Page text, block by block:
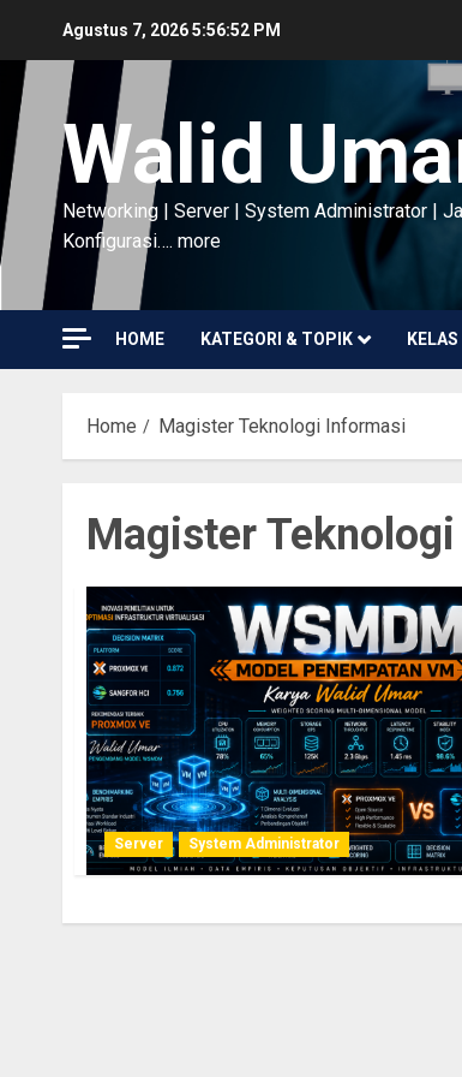
content
Agustus 7, 20265:56:53 PM
Walid
Networking | Server | System Administrator |
Konfigurasi…. more
HOME KATEGORI & TOPIK KELAS
Home Magister Teknologi Informasi
Magister
Server System Administrator